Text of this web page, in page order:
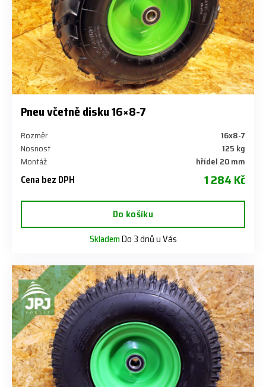
Pneu včetně disku 16×8-7
Rozměr
16x8-7
Nosnost
125 kg
Montáž
hřídel 20 mm
Cena bez DPH 1 284 Kč
Do košíku
SklademDo 3 dnů u Vás